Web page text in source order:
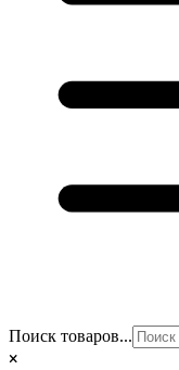
Поиск товаров...
×